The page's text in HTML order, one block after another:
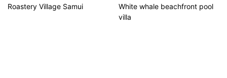
Roastery Village Samui
แนะนำที่พักทั่วประเทศไทย
แนะนำร้านอาหารทั่วประเทศ
White whale beachfront pool
villa